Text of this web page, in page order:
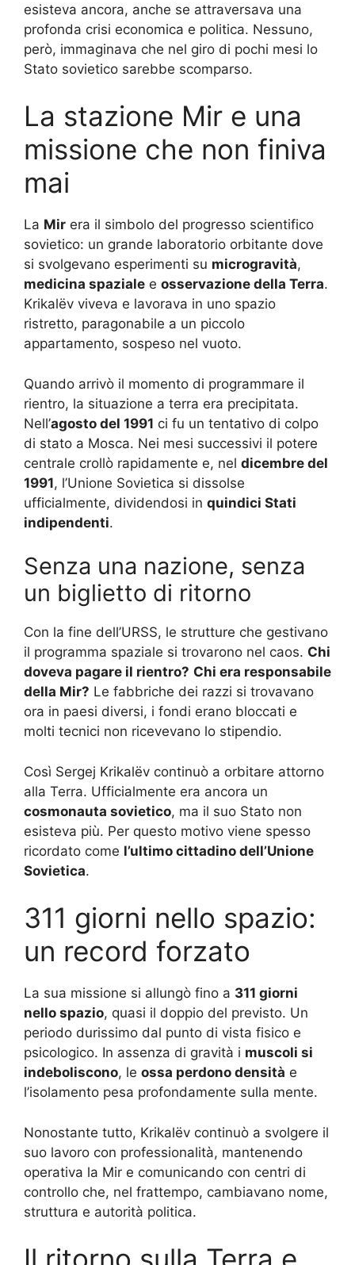
esisteva ancora, anche se attraversava una
profonda crisi economica e politica. Nessuno,
però, immaginava che nel giro di pochi mesi lo
Stato sovietico sarebbe scomparso.
La stazione Mir e una
missione che non finiva
mai
La Mir era il simbolo del progresso scientifico
sovietico: un grande laboratorio orbitante dove
si svolgevano esperimenti su microgravità,
medicina spaziale e osservazione della Terra.
Krikalëv viveva e lavorava in uno spazio
ristretto, paragonabile a un piccolo
appartamento, sospeso nel vuoto.
Quando arrivò il momento di programmare il
rientro, la situazione a terra era precipitata.
Nell’agosto del 1991 ci fu un tentativo di colpo
di stato a Mosca. Nei mesi successivi il potere
centrale crollò rapidamente e, nel dicembre del
1991, l’Unione Sovietica si dissolse
ufficialmente, dividendosi in quindici Stati
indipendenti.
Senza una nazione, senza
un biglietto di ritorno
Con la fine dell’URSS, le strutture che gestivano
il programma spaziale si trovarono nel caos. Chi
doveva pagare il rientro? Chi era responsabile
della Mir? Le fabbriche dei razzi si trovavano
ora in paesi diversi, i fondi erano bloccati e
molti tecnici non ricevevano lo stipendio.
Così Sergej Krikalëv continuò a orbitare attorno
alla Terra. Ufficialmente era ancora un
cosmonauta sovietico, ma il suo Stato non
esisteva più. Per questo motivo viene spesso
ricordato come l’ultimo cittadino dell’Unione
Sovietica.
311 giorni nello spazio:
un record forzato
La sua missione si allungò fino a 311 giorni
nello spazio, quasi il doppio del previsto. Un
periodo durissimo dal punto di vista fisico e
psicologico. In assenza di gravità i muscoli si
indeboliscono, le ossa perdono densità e
l’isolamento pesa profondamente sulla mente.
Nonostante tutto, Krikalëv continuò a svolgere il
suo lavoro con professionalità, mantenendo
operativa la Mir e comunicando con centri di
controllo che, nel frattempo, cambiavano nome,
struttura e autorità politica.